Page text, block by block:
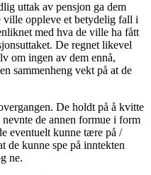
uttak av pensjon ga dem
ville oppleve et betydelig fall i
med hva de ville ha fått
De regnet likevel
om ingen av dem ennå,
sammenheng vekt på at de
De holdt på å kvitte
de annen formue i form
eventuelt kunne tære på /
de kunne spe på inntekten
ne.